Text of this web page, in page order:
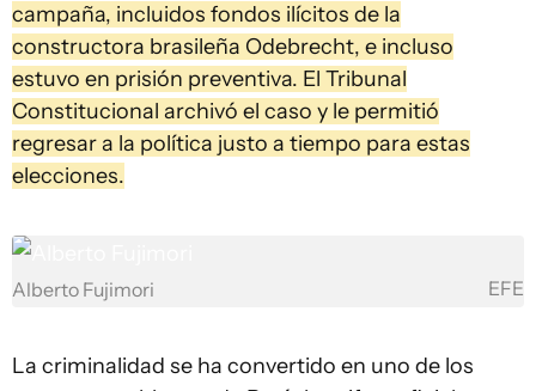
campaña, incluidos fondos ilícitos de la
constructora brasileña Odebrecht, e incluso
estuvo en prisión preventiva. El Tribunal
Constitucional archivó el caso y le permitió
regresar a la política justo a tiempo para estas
elecciones.
Alberto Fujimori EFE
La criminalidad se ha convertido en uno de los